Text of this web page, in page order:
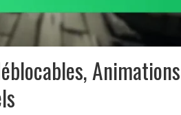
Animations